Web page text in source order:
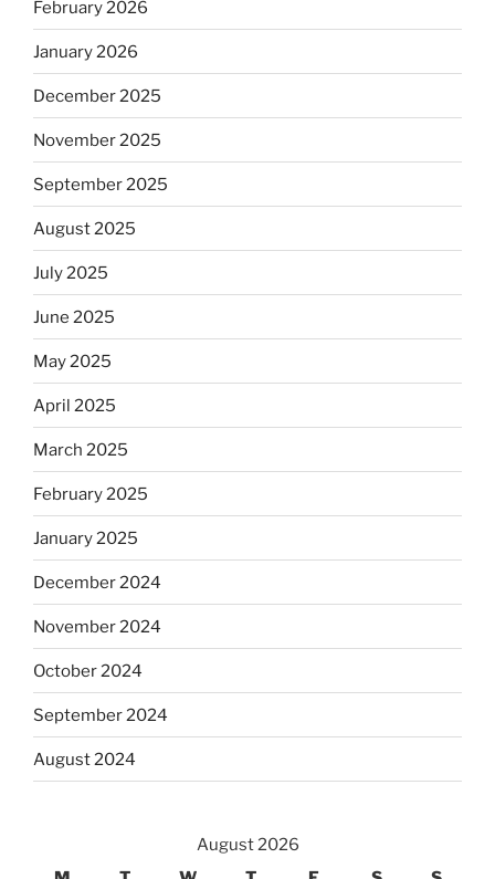
February 2026
January 2026
December 2025
November 2025
September 2025
August 2025
July 2025
June 2025
May 2025
April 2025
March 2025
February 2025
January 2025
December 2024
November 2024
October 2024
September 2024
August 2024
August 2026